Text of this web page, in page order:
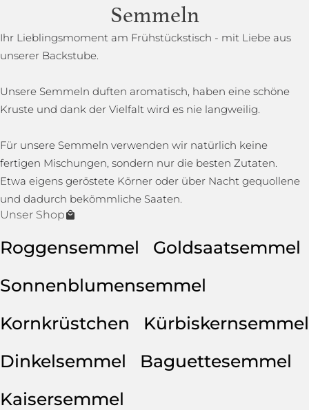
Semmeln
Ihr Lieblingsmoment am Frühstückstisch - mit Liebe aus
unserer Backstube.
Unsere Semmeln duften aromatisch, haben eine schöne
Kruste und dank der Vielfalt wird es nie langweilig.
Für unsere Semmeln verwenden wir natürlich keine
fertigen Mischungen, sondern nur die besten Zutaten.
Etwa eigens geröstete Körner oder über Nacht gequollene
und dadurch bekömmliche Saaten.
Unser Shop
Roggensemmel
Goldsaatsemmel
Sonnenblumensemmel
Kornkrüstchen
Kürbiskernsemmel
Dinkelsemmel
Baguettesemmel
Kaisersemmel